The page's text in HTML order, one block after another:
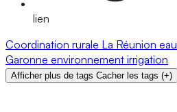
lien
Coordination rurale La Réunion eau
Garonne environnement irrigation
Afficher plus de tags Cacher les tags (+)